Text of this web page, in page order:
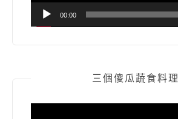
00:00
三個傻瓜蔬食料理